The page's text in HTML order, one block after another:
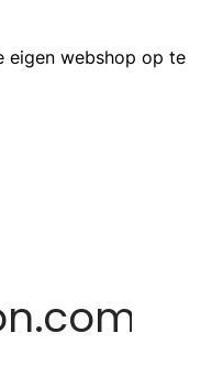
eigen webshop op te